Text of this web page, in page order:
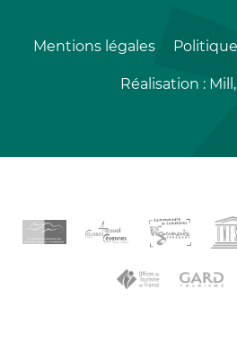
Mentions légales
Réalisation :